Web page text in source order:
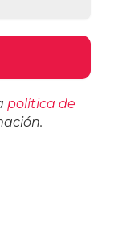
política de